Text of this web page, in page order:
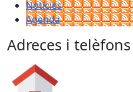
Notícies
Agenda
Adreces i telèfons